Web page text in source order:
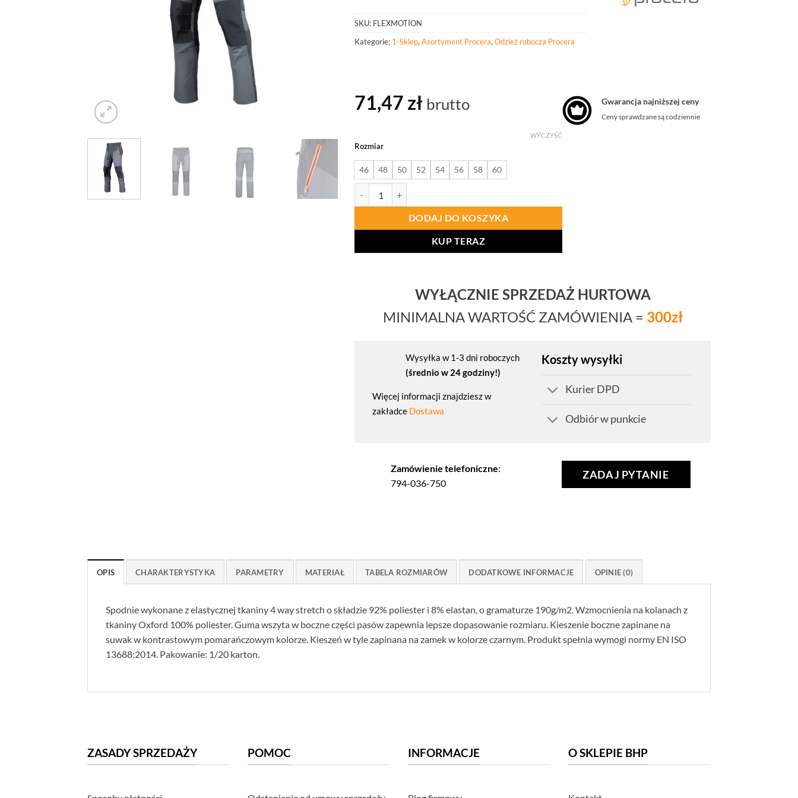
SKU: FLEXMOTION
Kategorie: 1-Sklep, Asortyment Procera, Odzież robocza Procera
71,47 zł brutto
Rozmiar
46 48 50 52 54 56 58 60
WYCZYŚĆ
DODAJ DO KOSZYKA
KUP TERAZ
Gwarancja najniższej ceny
Ceny sprawdzane są codziennie
WYŁĄCZNIE SPRZEDAŻ HURTOWA
MINIMALNA WARTOŚĆ ZAMÓWIENIA = 300zł
Wysyłka w 1-3 dni roboczych
(średnio w 24 godziny!)
Więcej informacji znajdziesz w
zakładce Dostawa
Koszty wysyłki
Kurier DPD
Odbiór w punkcie
Zamówienie telefoniczne:
794-036-750
ZADAJ PYTANIE
OPIS CHARAKTERYSTYKA PARAMETRY MATERIAŁ TABELA ROZMIARÓW DODATKOWE INFORMACJE OPINIE (0)
Spodnie wykonane z elastycznej tkaniny 4 way stretch o składzie 92% poliester i 8% elastan, o gramaturze 190g/m2. Wzmocnienia na kolanach z
tkaniny Oxford 100% poliester. Guma wszyta w boczne części pasów zapewnia lepsze dopasowanie rozmiaru. Kieszenie boczne zapinane na
suwak w kontrastowym pomarańczowym kolorze. Kieszeń w tyle zapinana na zamek w kolorze czarnym. Produkt spełnia wymogi normy EN ISO
13688:2014. Pakowanie: 1/20 karton.
ZASADY SPRZEDAŻY POMOC INFORMACJE O SKLEPIE BHP